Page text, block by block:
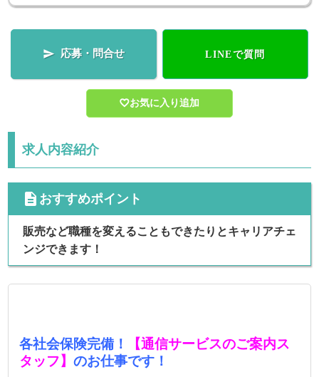
 応募・問合せ LINEで質問
お気に入り追加
求人内容紹介
cdescription おすすめポイント
販売など職種を変えることもできたりとキャリアチェ
ンジできます！
各社会保険完備！
【通信サービスのご案内ス
タッフ】 のお仕事です！